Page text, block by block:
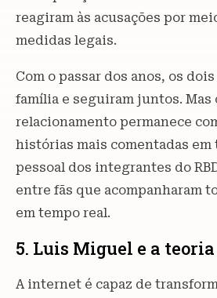
reagiram às acusações por
medidas legais.
Com o passar dos anos, os
família e seguiram juntos. Mas
relacionamento permanece
histórias mais comentadas em
pessoal dos integrantes do
entre fãs que acompanharam
em tempo real.
5. Luis Miguel e a teoria
A internet é capaz de